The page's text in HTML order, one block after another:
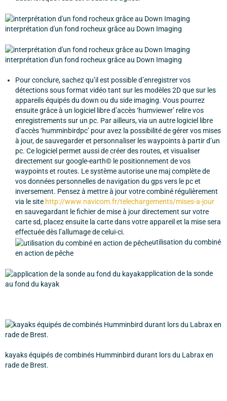
interprétation d'un fond rocheux grâce au Down Imaging
interprétation d'un fond rocheux grâce au Down Imaging
Pour conclure, sachez qu’il est possible d’enregistrer vos
détections sous format vidéo tant sur les modèles 2D que sur les
appareils équipés du down ou du side imaging. Vous pourrez
ensuite grâce à un logiciel libre d’accès ‘humviewer’ relire vos
enregistrements sur un pc. Par ailleurs, via un autre logiciel libre
d’accès ‘humminbirdpc’ pour avez la possibilité de gérer vos mises
à jour, de sauvegarder et personnaliser les waypoints à partir d’un
pc. Ce logiciel permet aussi de créer des routes, et visualiser
directement sur google-earth© le positionnement de vos
waypoints et routes. Le système autorise une maj complète de
vos données personnelles de navigation du gps vers le pc et
inversement. Pensez à mettre à jour votre combiné régulièrement
via le site http://www.navicom.fr/telechargements/mises-a-jour
en sauvegardant le fichier de mise à jour directement sur votre
carte sd, placez ensuite la carte dans votre appareil et la mise sera
effectuée dès l’allumage de celui-ci.
utilisation du combiné
en action de pêche
application de la sonde
au fond du kayak
kayaks équipés de combinés Humminbird durant lors du Labrax en
rade de Brest.